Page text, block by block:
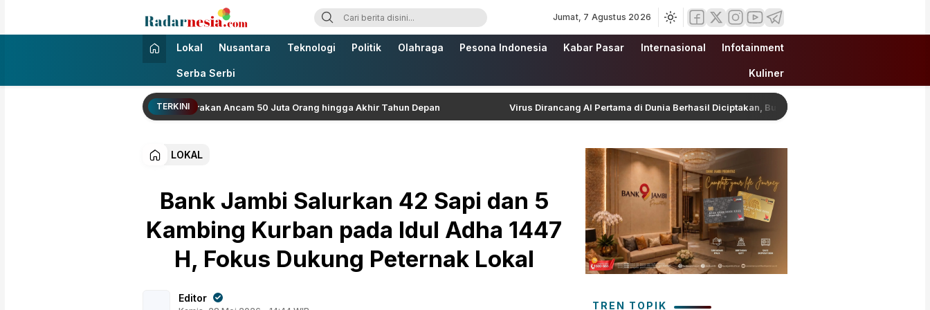
Radarnesia
Enak Dibaca
Jumat, 7 Agustus 2026
Lokal Nusantara Teknologi Politik Olahraga Pesona Indonesia Kabar Pasar Internasional Infotainment
Serba Serbi Kuliner
TERKINI
Akut akibat El Nino Diperkirakan Ancam 50 Juta Orang hingga Akhir Tahun Depan Virus Dirancang AI Pertama di Dunia Berhasil Diciptakan, Buka Harapan Pengobatan Baru Sekaligus
LOKAL
Bank Jambi Salurkan 42 Sapi dan 5
Kambing Kurban pada Idul Adha 1447
H, Fokus Dukung Peternak Lokal
Editor
TREN TOPIK